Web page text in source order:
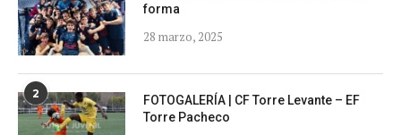
forma
28 marzo, 2025
2
FOTOGALERÍA | CF Torre Levante – EF
Torre Pacheco